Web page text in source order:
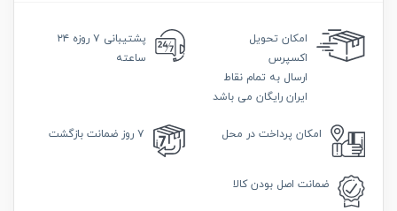
امکان تحویل
اکسپرس
ارسال به تمام نقاط
ایران رایگان می باشد
پشتیبانی
۷ روزه ۲۴
ساعته
امکان پرداخت در محل ۷ روز ضمانت بازگشت
ضمانت اصل بودن کالا